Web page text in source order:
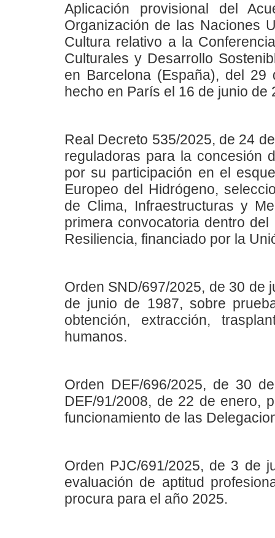
Aplicación provisional del
Organización de las Naciones
Cultura relativo a la
Culturales y Desarrollo
en Barcelona (España), del
hecho en París el 16 de junio de
Real Decreto 535/2025, de 24
reguladoras para la concesión
por su participación en el
Europeo del Hidrógeno,
de Clima, Infraestructuras y
primera convocatoria dentro
Resiliencia, financiado por la
Orden SND/697/2025, de 30 de
de junio de 1987, sobre
obtención, extracción,
humanos.
Orden DEF/696/2025, de 30
DEF/91/2008, de 22 de enero,
funcionamiento de las
Orden PJC/691/2025, de 3 de
evaluación de aptitud
procura para el año 2025.